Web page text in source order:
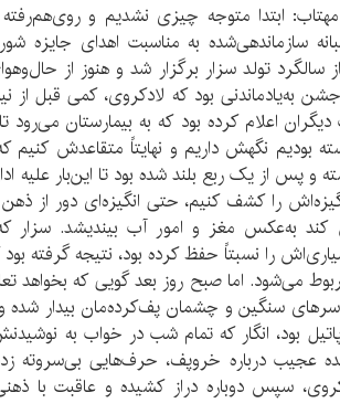
ابتدا متوجه چیزی نشدیم و روی‌هم‌رفته
سازماندهی‌شده به مناسبت اهدای جایزه
تولد سزار برگزار شد و هنوز از
به‌یادماندنی بود که لادکروی، کمی قبل از
اعلام کرده بود که به بیمارستان
بودیم نگهش داریم و نهایتاً متقاعدش کنیم
پس از یک ربع بلند شده بود تا این‌بار علیه
را کشف کنیم، حتی انگیزه‌ای دور از
کند به‌عکس مغز و امور آب بیندیشد. سزار
را نسبتاً حفظ کرده بود، نتیجه گرفته
می‌شود. اما صبح روز بعد گویی که بخواهد
سنگین و چشمان پف‌کرده‌مان بیدار شده
بود، انگار که تمام شب در خواب به
عجیب درباره خروپف، حرف‌هایی بی‌سروته
سپس دوباره دراز کشیده و عاقبت با ذهنی